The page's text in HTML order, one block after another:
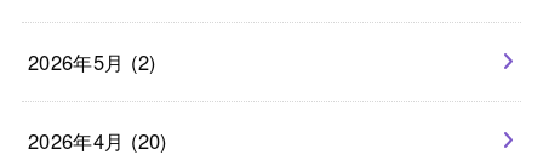
2026年5月 (2)
2026年4月 (20)